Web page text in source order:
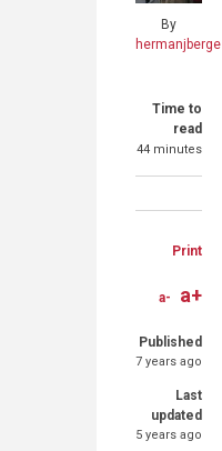
By
hermanjberge
Time to
read
44 minutes
on
on
Print
a- a+
Published
7 years ago
Last
updated
5 years ago